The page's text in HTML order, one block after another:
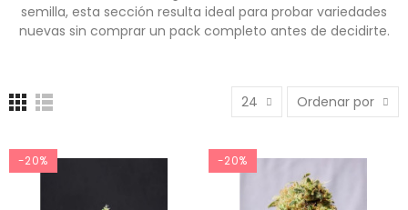
semilla, esta sección resulta ideal para probar variedades
nuevas sin comprar un pack completo antes de decidirte.
24 Ordenar por
-20% -20%